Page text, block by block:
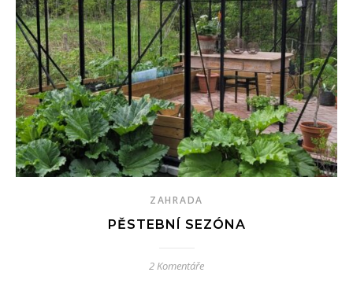
ZAHRADA
PĚSTEBNÍ SEZÓNA
2 Komentáře